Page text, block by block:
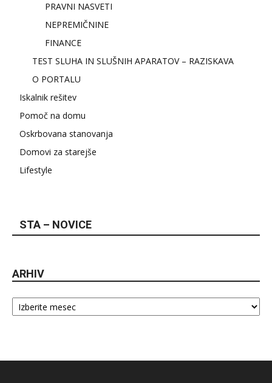
PRAVNI NASVETI
NEPREMIČNINE
FINANCE
TEST SLUHA IN SLUŠNIH APARATOV – RAZISKAVA
O PORTALU
Iskalnik rešitev
Pomoč na domu
Oskrbovana stanovanja
Domovi za starejše
Lifestyle
STA – NOVICE
ARHIV
Arhiv